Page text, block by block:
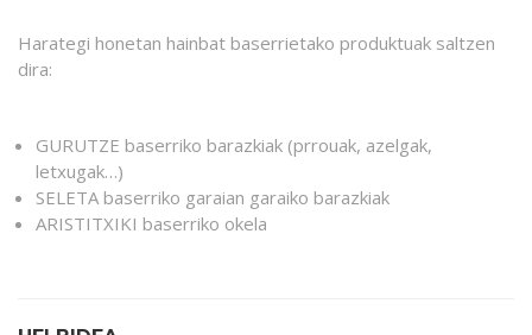
Harategi honetan hainbat baserrietako produktuak saltzen
dira:
GURUTZE baserriko barazkiak (prrouak, azelgak,
letxugak…)
SELETA baserriko garaian garaiko barazkiak
ARISTITXIKI baserriko okela